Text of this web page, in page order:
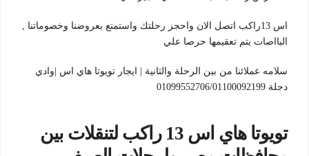
اس 13راكب اتصل الان واحجز رحلتك واستمتع بعروضنا وخصوماتنا ,
البااصات يتم تعقيمها حرصا علي
سلامه عملائنا من بين الرحلة والثانية | ايجار تويوتا هاي اس |وادي
دجلة 01099552706/01100092199
تويوتا هاي اس 13 راكب لتنقلات بين